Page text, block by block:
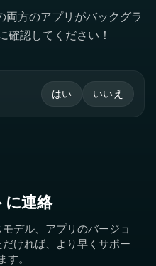
方のアプリがバックグラ
確認してください！
はい いいえ
に連絡
デル、アプリのバージョ
ければ、より早くサポー
す。